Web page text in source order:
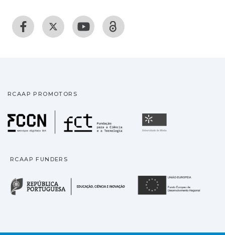
RCAAP PROMOTORS
Fundação para a
RCAAP FUNDERS
República Portuguesa